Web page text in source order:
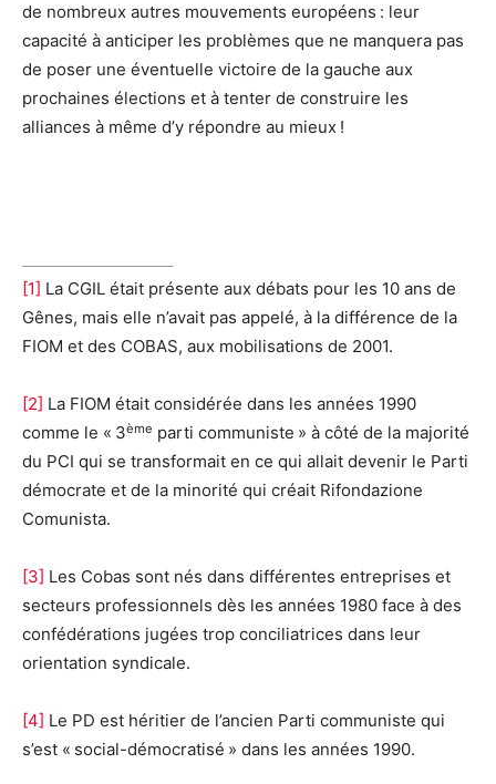
de nombreux autres mouvements européens : leur
capacité à anticiper les problèmes que ne manquera pas
de poser une éventuelle victoire de la gauche aux
prochaines élections et à tenter de construire les
alliances à même d’y répondre au mieux !
[1] La CGIL était présente aux débats pour les 10 ans de
Gênes, mais elle n’avait pas appelé, à la différence de la
FIOM et des COBAS, aux mobilisations de 2001.
[2] La FIOM était considérée dans les années 1990
comme le « 3ème parti communiste » à côté de la majorité
du PCI qui se transformait en ce qui allait devenir le Parti
démocrate et de la minorité qui créait Rifondazione
Comunista.
[3] Les Cobas sont nés dans différentes entreprises et
secteurs professionnels dès les années 1980 face à des
confédérations jugées trop conciliatrices dans leur
orientation syndicale.
[4] Le PD est héritier de l’ancien Parti communiste qui
s’est « social-démocratisé » dans les années 1990.